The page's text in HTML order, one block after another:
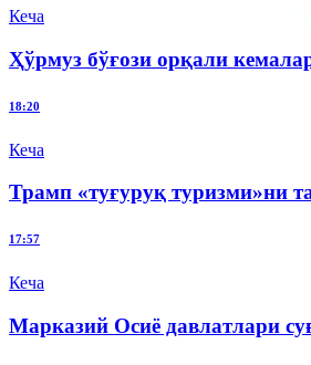
Кеча
Ҳўрмуз бўғози орқали
18:20
Кеча
Трамп «туғуруқ туризми»ни
17:57
Кеча
Марказий Осиё давлатлари